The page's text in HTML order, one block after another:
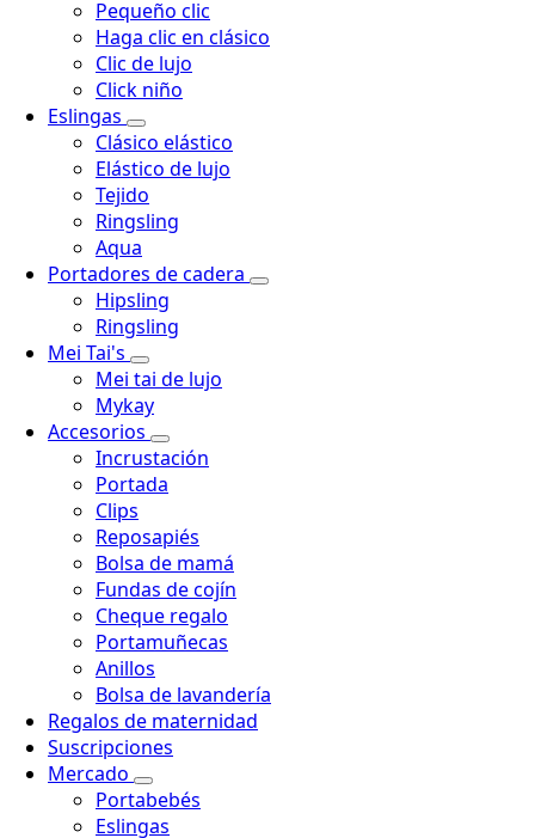
Pequeño clic
Haga clic en clásico
Clic de lujo
Click niño
Eslingas
Clásico elástico
Elástico de lujo
Tejido
Ringsling
Aqua
Portadores de cadera
Hipsling
Ringsling
Mei Tai's
Mei tai de lujo
Mykay
Accesorios
Incrustación
Portada
Clips
Reposapiés
Bolsa de mamá
Fundas de cojín
Cheque regalo
Portamuñecas
Anillos
Bolsa de lavandería
Regalos de maternidad
Suscripciones
Mercado
Portabebés
Eslingas